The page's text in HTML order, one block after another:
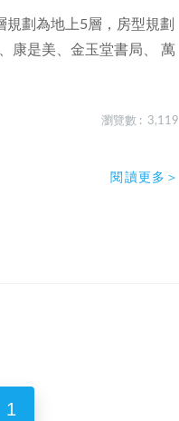
劃為地上5層，房型規劃
康是美、金玉堂書局、 萬
瀏覽數 : 3,119
閱讀更多＞
1